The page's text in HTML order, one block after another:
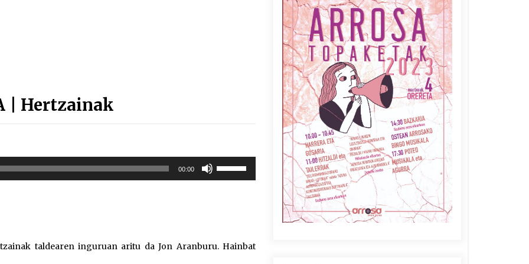
Azaroak 6 Iurretan Arrosa
sarearen IX. topaketak
2021/10/04
Berria egunkarian
elkarrizketa Arrosaren 20
urteez
2021/07/06
Zebrabidearen denboraldi
amaiera EHZtik
Arrosaren laburpen bideoa
Hamaika Telebistaren eskutik
2021/06/30
| Hertzainak
00:00
jaisteko.
taldearen inguruan aritu da Jon Aranburu. Hainbat